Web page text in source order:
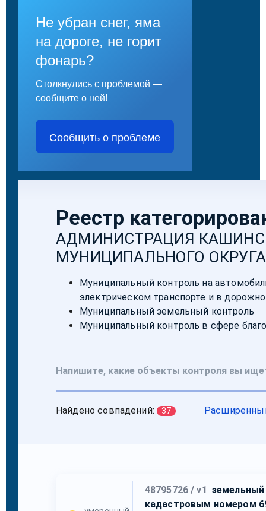
Не убран снег, яма
на дороге, не горит
фонарь?
Столкнулись с проблемой —
сообщите о ней!
Сообщить о проблеме